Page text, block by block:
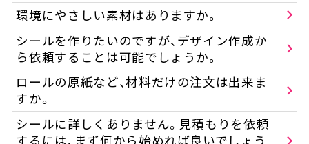
環境にやさしい素材はありますか。
シールを作りたいのですが、デザイン作成か
ら依頼することは可能でしょうか。
ロールの原紙など、材料だけの注文は出来ま
すか。
シールに詳しくありません。見積もりを依頼
するには、まず何から始めれば良いでしょう